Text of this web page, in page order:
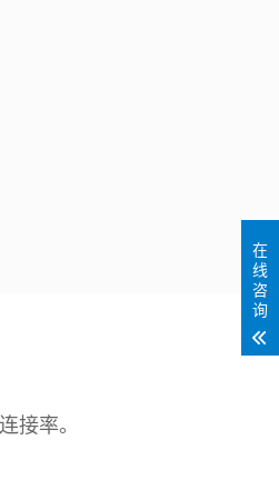
接率。
在
线
咨
询